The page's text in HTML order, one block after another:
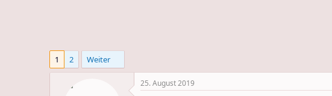
1 2 Weiter
25. August 2019